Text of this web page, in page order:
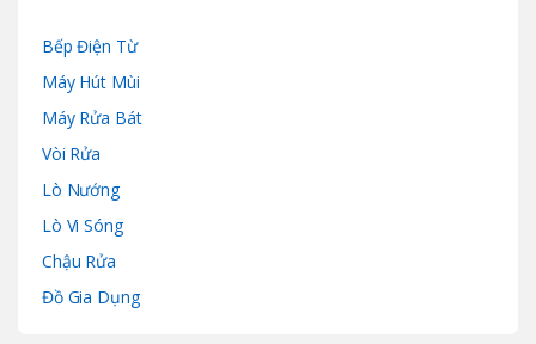
Bếp Điện Từ
Máy Hút Mùi
Máy Rửa Bát
Vòi Rửa
Lò Nướng
Lò Vi Sóng
Chậu Rửa
Đồ Gia Dụng